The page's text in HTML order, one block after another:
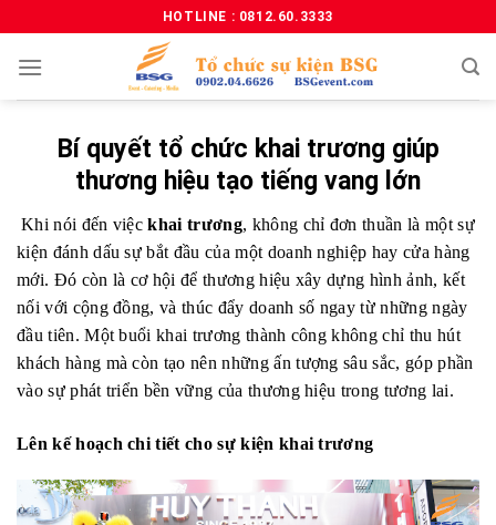
HOTLINE : 0812.60.3333
Bí quyết tổ chức khai trương giúp
thương hiệu tạo tiếng vang lớn
Khi nói đến việc khai trương, không chỉ đơn thuần là một sự
kiện đánh dấu sự bắt đầu của một doanh nghiệp hay cửa hàng
mới. Đó còn là cơ hội để thương hiệu xây dựng hình ảnh, kết
nối với cộng đồng, và thúc đẩy doanh số ngay từ những ngày
đầu tiên. Một buổi khai trương thành công không chỉ thu hút
khách hàng mà còn tạo nên những ấn tượng sâu sắc, góp phần
vào sự phát triển bền vững của thương hiệu trong tương lai.
Lên kế hoạch chi tiết cho sự kiện khai trương